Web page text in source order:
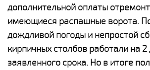
дополнительной оплаты
имеющиеся распашные ворота.
дождливой погоды и непростой
кирпичных столбов работали на
заявленного срока. Но в итоге